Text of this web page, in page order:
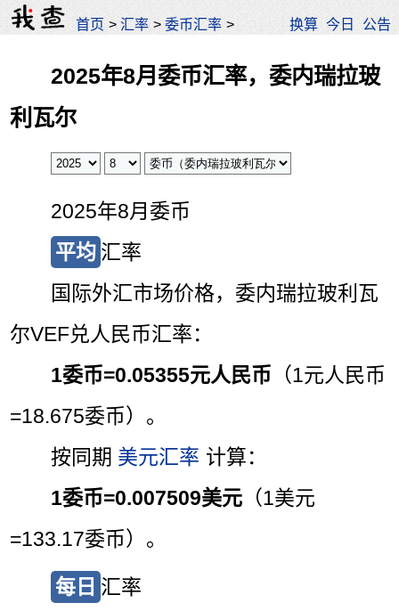
首页 >汇率 >委币汇率 > 换算 今日 公告
2025年8月委币汇率，委内瑞拉玻
利瓦尔
2025年8月委币
平均 汇率
国际外汇市场价格，委内瑞拉玻利瓦
尔VEF兑人民币汇率：
1委币=0.05355元人民币 （1元人民币
=18.675委币）。
按同期 美元汇率 计算：
1委币=0.007509美元 （1美元
=133.17委币）。
每日 汇率